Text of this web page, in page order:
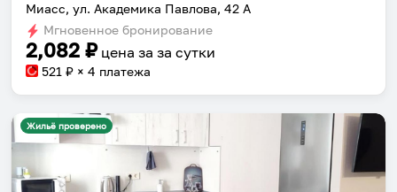
Миасс, ул. Академика Павлова, 42 А
Мгновенное бронирование
2,082 ₽ цена за за сутки
521 ₽ × 4 платежа
Жильё проверено